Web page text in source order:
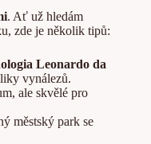
. Ať už hledám
zde je několik tipů:
Leonardo da
vynálezů.
ale skvělé pro
městský park se